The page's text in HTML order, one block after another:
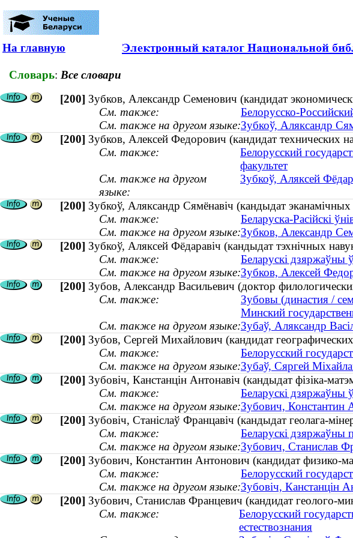
На главную
Словарь: Все словари
[200] Зубков, Александр Семенович (кандидат
См. также:
Белорусско-
См. также на другом языке:Зубкоў, Аляксандр
[200] Зубков, Алексей Федорович (кандидат технических
См. также:
Белорусский
факультет
См. также на другом
языке:
Зубкоў, Аляксей
[200] Зубкоў, Аляксандр Сямёнавіч (кандыдат
См. также:
Беларуска-Расійскі
См. также на другом языке:Зубков, Александр
[200] Зубкоў, Аляксей Фёдаравіч (кандыдат тэхнічных
См. также:
Беларускі дзяржаўны
См. также на другом языке:Зубков, Алексей
[200] Зубов, Александр Васильевич (доктор
См. также:
Зубовы (династия /
Минский
См. также на другом языке:Зубаў, Аляксандр
[200] Зубов, Сергей Михайлович (кандидат
См. также:
Белорусский
См. также на другом языке:Зубаў, Сяргей
[200] Зубовiч, Канстанцiн Антонавiч (кандыдат фізіка-
См. также:
Беларускі дзяржаўны
См. также на другом языке:Зубович, Константин
[200] Зубовіч, Станіслаў Францавіч (кандыдат геолага-
См. также:
Беларускі дзяржаўны
См. также на другом языке:Зубович, Станислав
[200] Зубович, Константин Антонович (кандидат физико-
См. также:
Белорусский
См. также на другом языке:Зубовiч, Канстанцiн
[200] Зубович, Станислав Францевич (кандидат геолого-
См. также:
Белорусский
естествознания